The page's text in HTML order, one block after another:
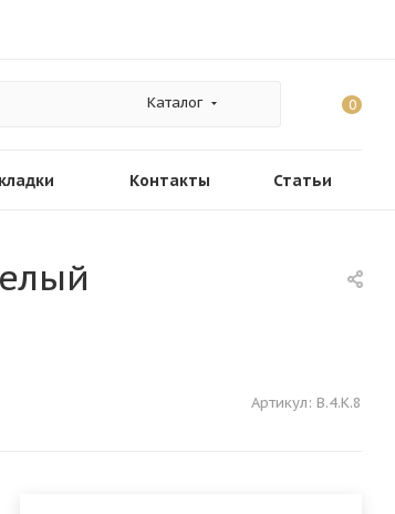
Каталог 0
Контакты Статьи
Артикул: В.4.К.8